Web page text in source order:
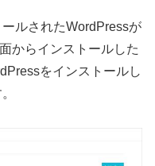
ルされたWordPressが
からインストールした
をインストールし